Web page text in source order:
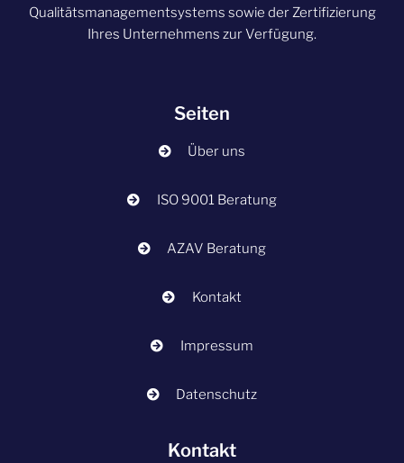
Qualitätsmanagementsystems sowie der Zertifizierung
Ihres Unternehmens zur Verfügung.
Seiten
Über uns
ISO 9001 Beratung
AZAV Beratung
Kontakt
Impressum
Datenschutz
Kontakt